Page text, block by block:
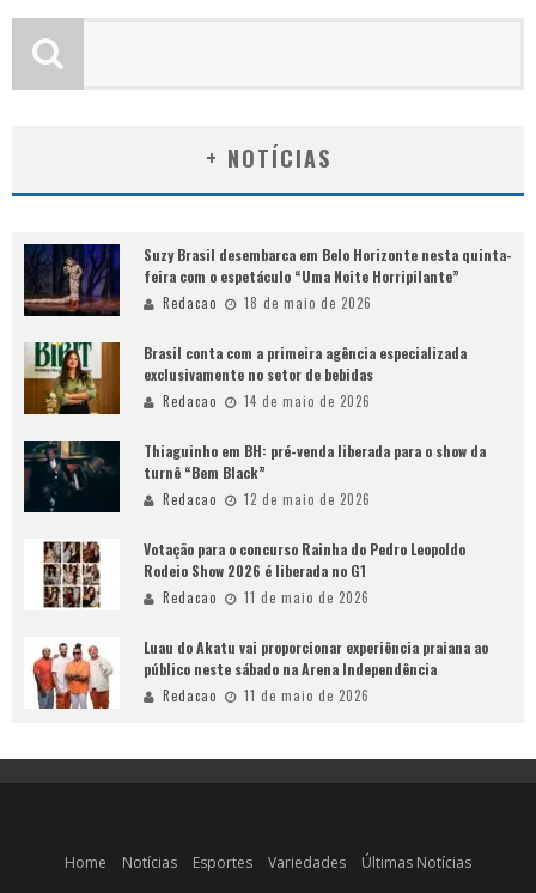
+ NOTÍCIAS
Suzy Brasil desembarca em Belo Horizonte nesta quinta-
feira com o espetáculo “Uma Noite Horripilante”
Redacao 18 de maio de 2026
Brasil conta com a primeira agência especializada
exclusivamente no setor de bebidas
Redacao 14 de maio de 2026
Thiaguinho em BH: pré-venda liberada para o show da
turnê “Bem Black”
Redacao 12 de maio de 2026
Votação para o concurso Rainha do Pedro Leopoldo
Rodeio Show 2026 é liberada no G1
Redacao 11 de maio de 2026
Luau do Akatu vai proporcionar experiência praiana ao
público neste sábado na Arena Independência
Redacao 11 de maio de 2026
Home Notícias Esportes Variedades Últimas Notícias